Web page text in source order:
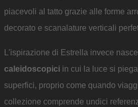
piacevoli al tatto grazie alle forme
decorato e scanalature verticali
L'ispirazione di Estrella invece
caleidoscopici in cui la luce si
superfici, proprio come quando
collezione comprende undici